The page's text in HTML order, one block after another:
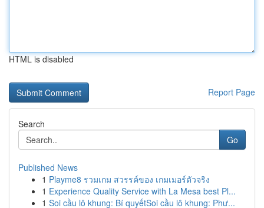
HTML is disabled
Report Page
Search
Go
Published News
1 Playme8 รวมเกม สวรรค์ของ เกมเมอร์ตัวจริง
1 Experience Quality Service with La Mesa best Pl...
1 Soi cầu lô khung: Bí quyếtSoi cầu lô khung: Phư...